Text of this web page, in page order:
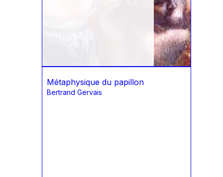
Métaphysique du papillon
Bertrand Gervais